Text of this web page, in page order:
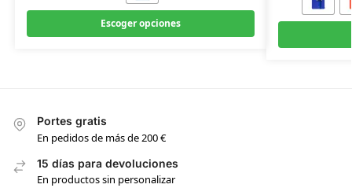
Escoger opciones
Portes gratis
En pedidos de más de 200 €
15 días para devoluciones
En productos sin personalizar